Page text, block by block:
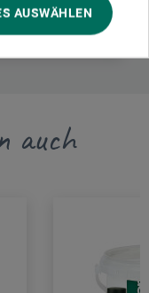
AUSWÄHLEN
auch